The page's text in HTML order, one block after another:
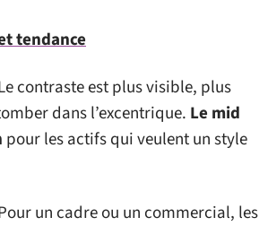
tendance
contraste est plus visible, plus
dans l’excentrique. Le mid
pour les actifs qui veulent un style
un cadre ou un commercial, les